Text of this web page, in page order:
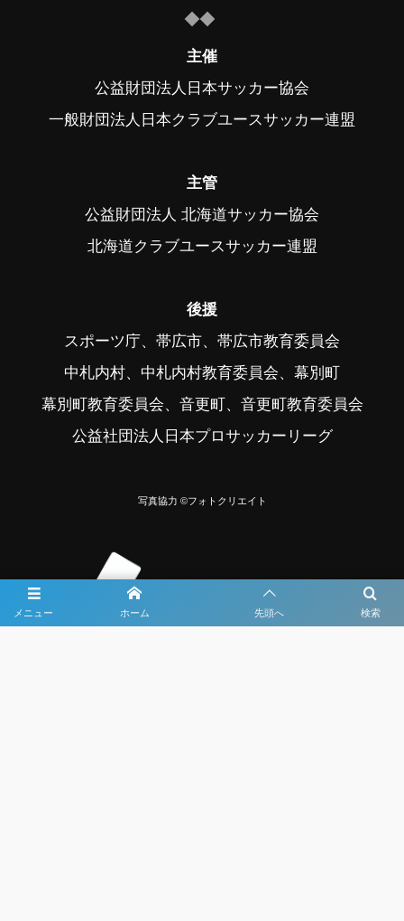
メニュー 検索
ホーム 先頭へ
主催
公益財団法人日本サッカー協会
一般財団法人日本クラブユースサッカー連盟
主管
公益財団法人 北海道サッカー協会
北海道クラブユースサッカー連盟
後援
スポーツ庁、帯広市、帯広市教育委員会
中札内村、中札内村教育委員会、幕別町
幕別町教育委員会、音更町、音更町教育委員会
公益社団法人日本プロサッカーリーグ
写真協力 ©フォトクリエイト